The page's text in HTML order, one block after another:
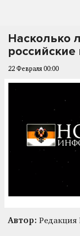
Насколько
российские
22 Февраля 00:00
Автор: